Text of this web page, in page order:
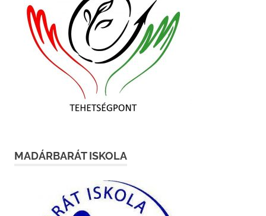
MADÁRBARÁT ISKOLA